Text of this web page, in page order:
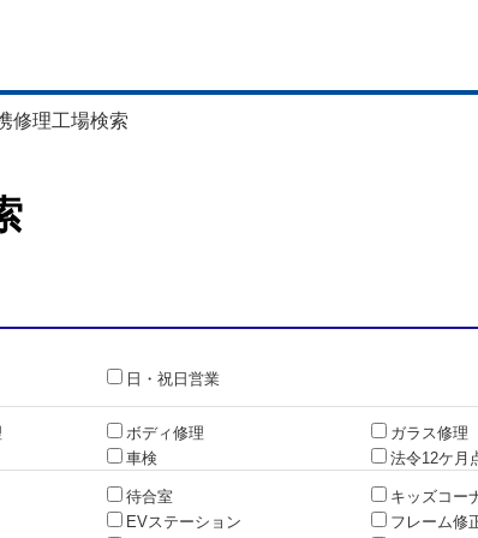
修理工場検索
日・祝日営業
ボディ修理
ガラス修理
車検 法令12ケ月
待合室
キッズコー
EVステーション
フレーム修